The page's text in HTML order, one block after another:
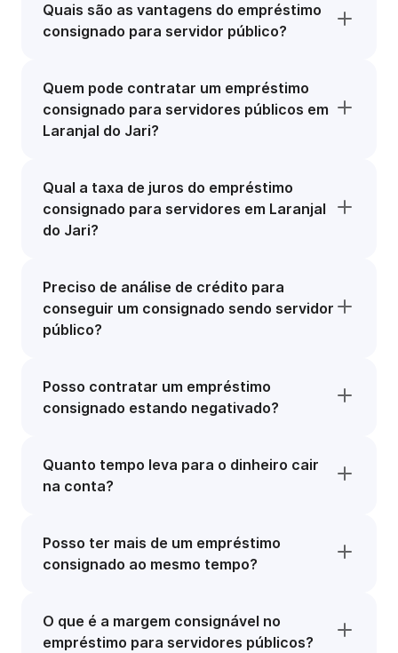
Quais são as vantagens do empréstimo
consignado para servidor público?
Quem pode contratar um empréstimo
consignado para servidores públicos em
Laranjal do Jari?
Qual a taxa de juros do empréstimo
consignado para servidores em Laranjal
do Jari?
Preciso de análise de crédito para
conseguir um consignado sendo servidor
público?
Posso contratar um empréstimo
consignado estando negativado?
Quanto tempo leva para o dinheiro cair
na conta?
Posso ter mais de um empréstimo
consignado ao mesmo tempo?
O que é a margem consignável no
empréstimo para servidores públicos?